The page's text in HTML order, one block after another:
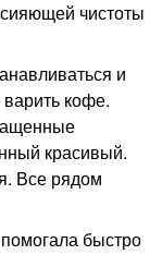
чистоты
и
кофе.
красивый.
Все рядом
быстро